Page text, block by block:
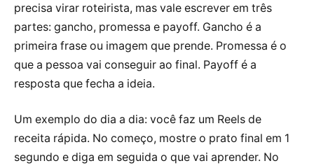
precisa virar roteirista, mas vale escrever em três
partes: gancho, promessa e payoff. Gancho é a
primeira frase ou imagem que prende. Promessa é o
que a pessoa vai conseguir ao final. Payoff é a
resposta que fecha a ideia.
Um exemplo do dia a dia: você faz um Reels de
receita rápida. No começo, mostre o prato final em 1
segundo e diga em seguida o que vai aprender. No